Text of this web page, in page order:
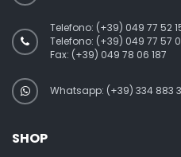
Telefono: (+39) 049 77 52
Telefono: (+39) 049 77 57
Fax: (+39) 049 78 06 187
Whatsapp: (+39) 334 883
SHOP